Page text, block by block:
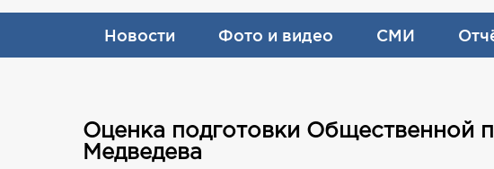
Новости Фото и видео СМИ
Оценка подготовки Общественной
Медведева